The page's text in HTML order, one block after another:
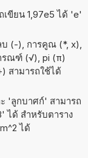
เขียน 1,97e5 ได้ 'e'
(-), การคูณ (*, x),
รณฑ์ (√), pi (π)
สามารถใช้ได้
'ลูกบาศก์' สามารถ
ได้ สำหรับตาราง
ได้